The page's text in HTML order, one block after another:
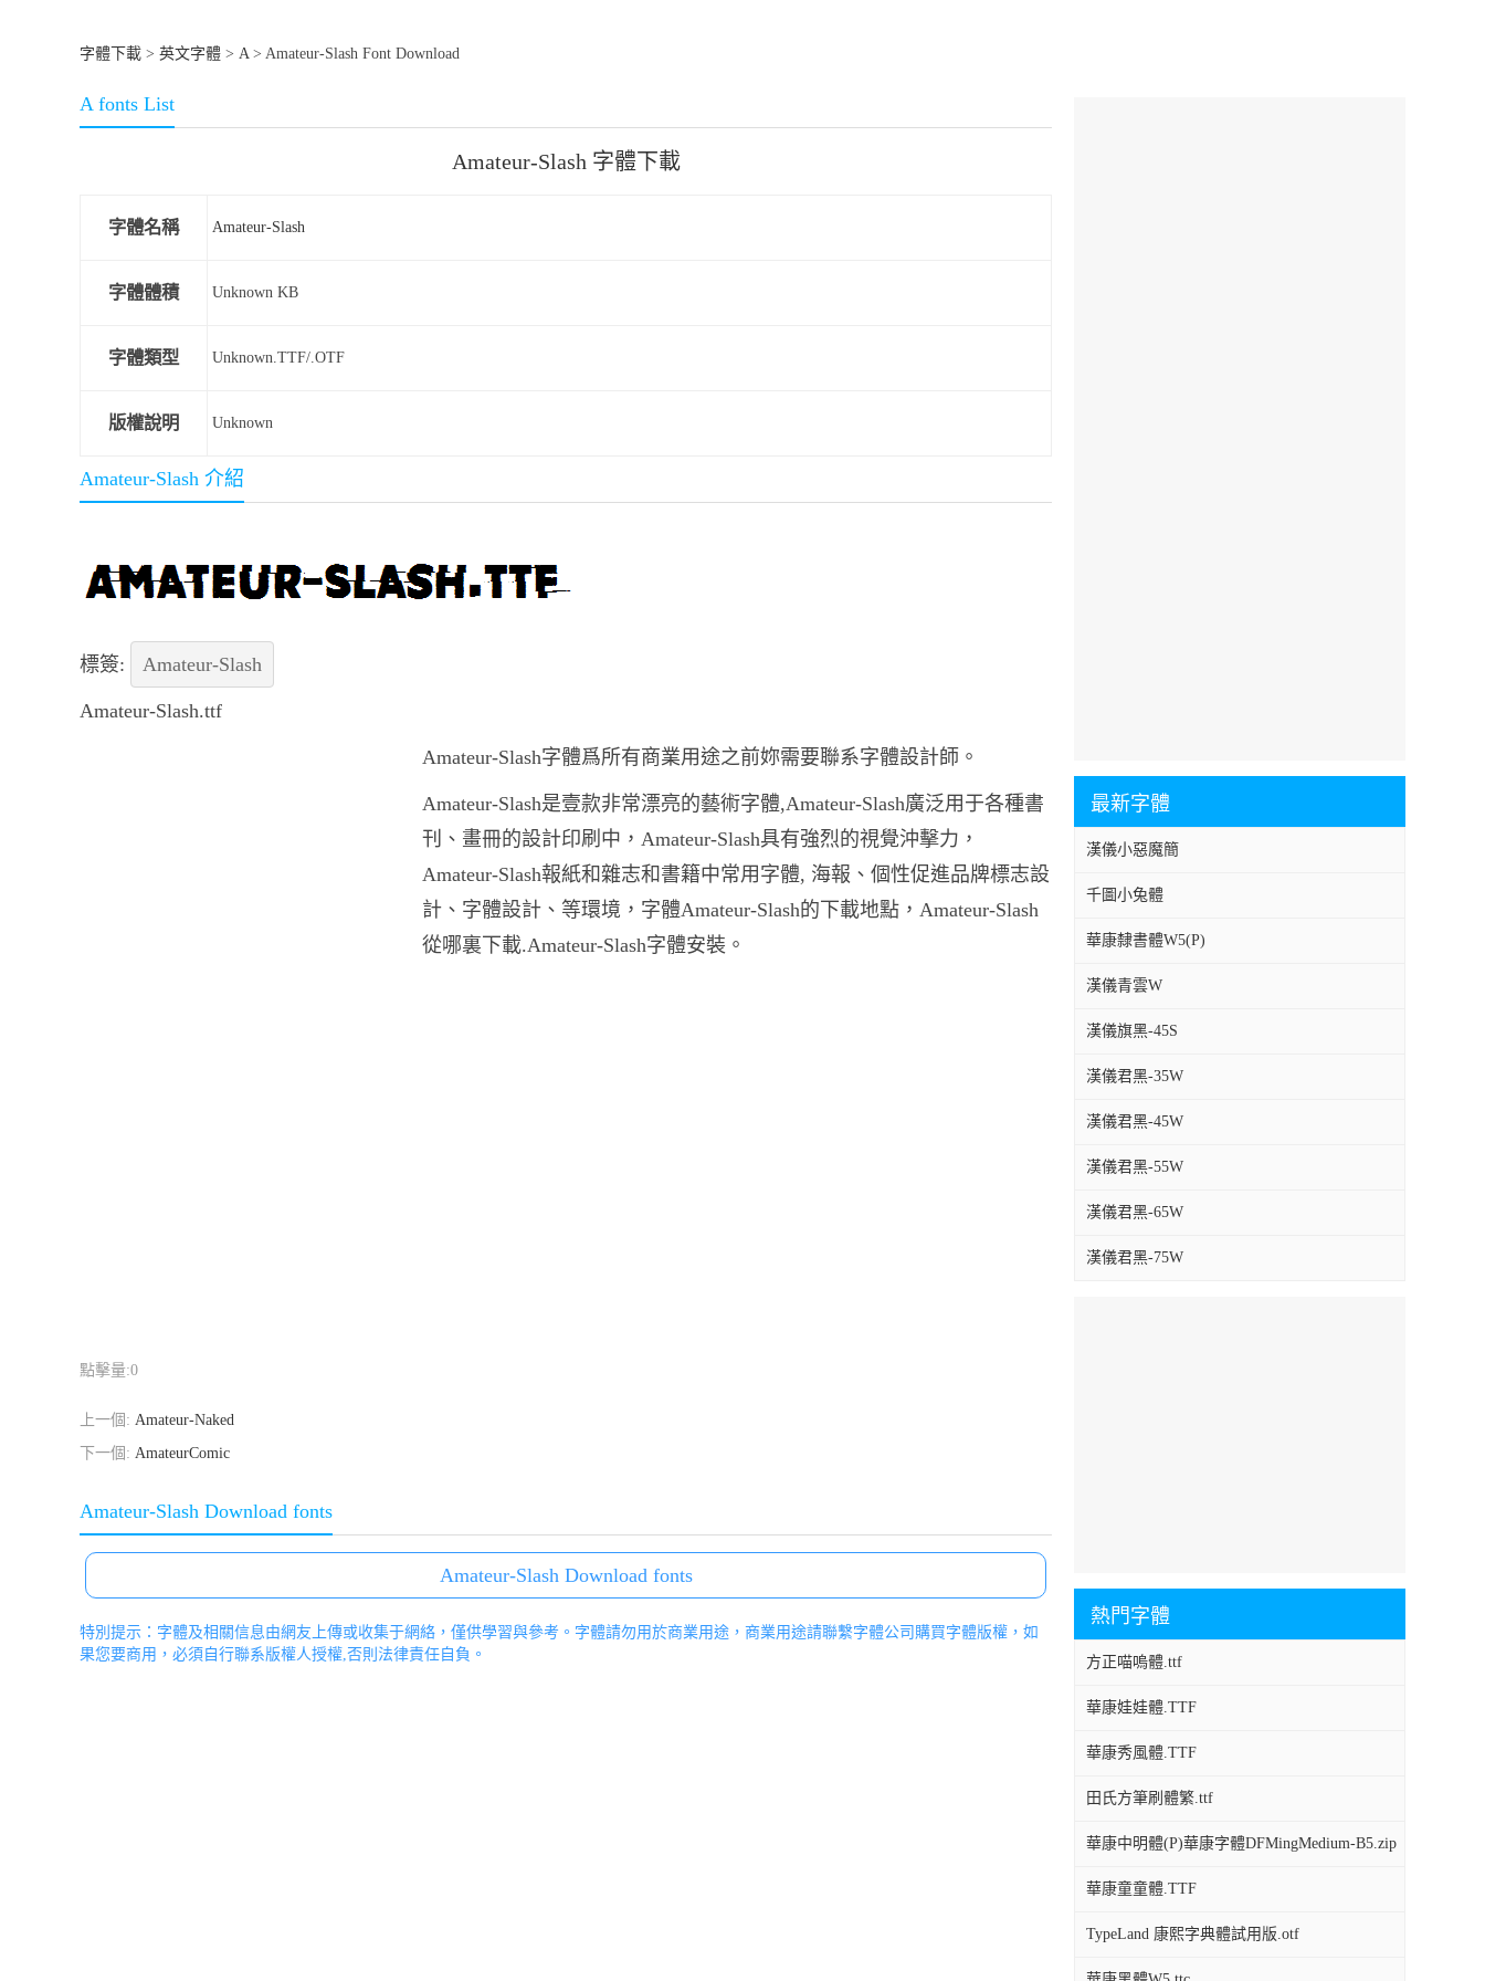
字體下載 > 英文字體 > A> Amateur-Slash Font Download
最新字體
漢儀小惡魔簡
千圖小兔體
華康隸書體W5(P)
漢儀青雲W
漢儀旗黑-45S
漢儀君黑-35W
漢儀君黑-45W
漢儀君黑-55W
漢儀君黑-65W
漢儀君黑-75W
熱門字體
方正喵嗚體.ttf
華康娃娃體.TTF
華康秀風體.TTF
田氏方筆刷體繁.ttf
華康中明體(P)華康字體DFMingMedium-B5.zip
華康童童體.TTF
TypeLand 康熙字典體試用版.otf
A fonts List
Amateur-Slash 字體下載
字體名稱 Amateur-Slash
字體體積 Unknown KB
字體類型 Unknown.TTF/.OTF
版權說明 Unknown
Amateur-Slash 介紹
標簽: Amateur-Slash
Amateur-Slash.ttf
Amateur-Slash字體爲所有商業用途之前妳需要聯系字體設計師。
Amateur-Slash是壹款非常漂亮的藝術字體,Amateur-Slash廣泛用于各種書
刊、畫冊的設計印刷中，Amateur-Slash具有強烈的視覺沖擊力，
Amateur-Slash報紙和雜志和書籍中常用字體, 海報、個性促進品牌標志設
計、字體設計、等環境，字體Amateur-Slash的下載地點，Amateur-Slash
從哪裏下載.Amateur-Slash字體安裝。
點擊量:0
上一個: Amateur-Naked
下一個: AmateurComic
Amateur-Slash Download fonts
Amateur-Slash Download fonts
特別提示：字體及相關信息由網友上傳或收集于網絡，僅供學習與參考。字體請勿用於商業用途，商業用途請聯繫字體公司購買字體版權，如
果您要商用，必須自行聯系版權人授權,否則法律責任自負。